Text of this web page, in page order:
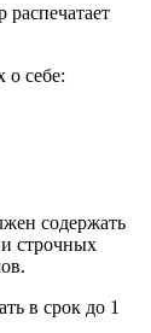
о себе:
содержать
строчных
в срок до 1